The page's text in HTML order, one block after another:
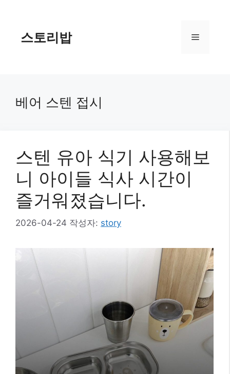
스토리밥 메
베어 스텐 접시
스텐 유아 식기 사용해보
니 아이들 식사 시간이
즐거워졌습니다.
2026-04-24 작성자: story